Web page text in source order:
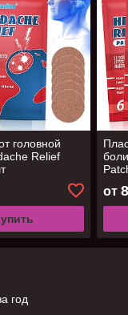
головной
Relief
от
год